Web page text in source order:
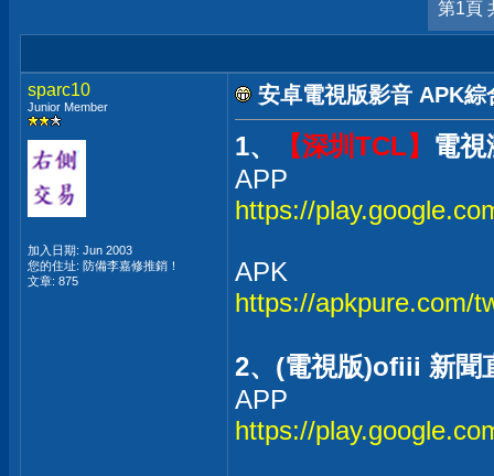
第1頁
sparc10
Junior Member
加入日期: Jun 2003
您的住址: 防備李嘉修推銷！
文章: 875
安卓電視版影音 APK綜
1、 【深圳TCL】 電
APP
https://
APK
https://apkpure.com/
2、(電視版)ofiii 新聞
APP
https://